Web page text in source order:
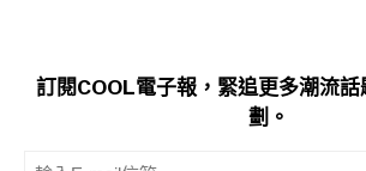
訂閱COOL電子報，緊追更多潮流
劃。